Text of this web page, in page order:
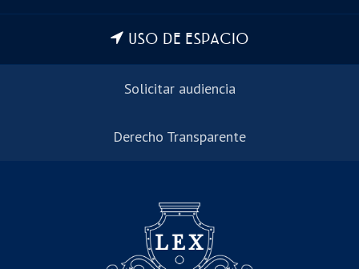
USO DE ESPACIO
Solicitar audiencia
Derecho Transparente